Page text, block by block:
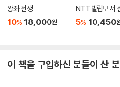
왕좌 전쟁
10% 18,000원
NTT 빌립보서
5% 10,450
이 책을 구입하신 분들이 산